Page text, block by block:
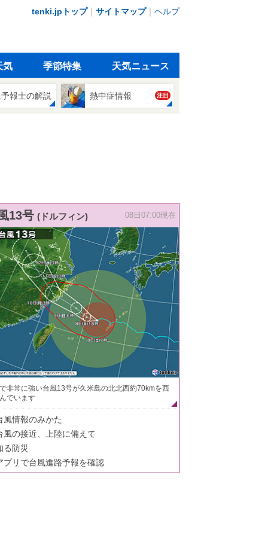
tenki.jpトップ｜ サイトマップ｜ ヘルプ
気 季節特集 天気ニュース
報士の解説 熱中症情報 注目
13号 (ドルフィン) 08日07:00現在
非常に強い台風13号が久米島の北北西約70kmを西
でいます
風情報のみかた
風の接近、上陸に備えて
る防災
プリで台風進路予報を確認